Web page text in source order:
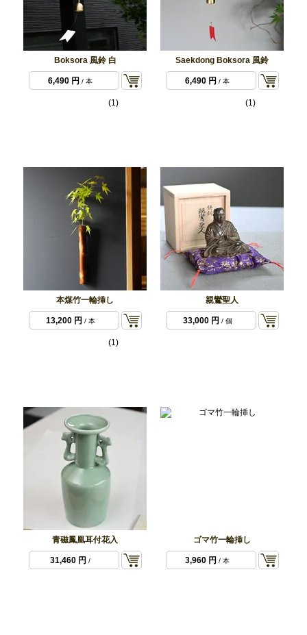
Boksora 風鈴 白
6,490 円 / 本
(1)
Saekdong Boksora 風鈴
6,490 円 / 本
(1)
本煤竹一輪挿し
13,200 円 / 本
(1)
親鸞聖人
33,000 円 / 個
青磁鳳凰耳付花入
31,460 円 /
ゴマ竹一輪挿し
3,960 円 / 本